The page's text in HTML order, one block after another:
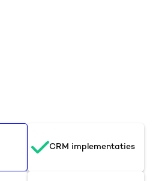
CRM implementaties